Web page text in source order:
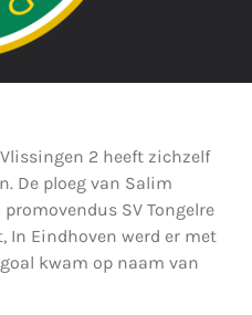
Vlissingen 2 heeft zichzelf
De ploeg van Salim
SV Tongelre
Eindhoven werd er met
kwam op naam van